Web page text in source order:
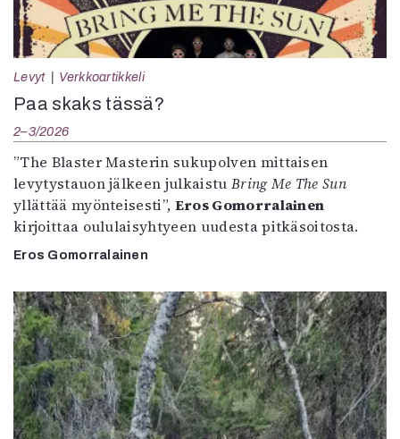
Levyt Verkkoartikkeli
Paa skaks tässä?
2–3/2026
”The Blaster Masterin sukupolven mittaisen
levytystauon jälkeen julkaistu Bring Me The Sun
yllättää myönteisesti”, Eros Gomorralainen
kirjoittaa oululaisyhtyeen uudesta pitkäsoitosta.
Eros Gomorralainen